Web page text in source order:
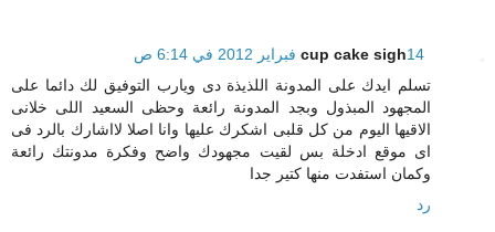
cup cake sigh14 فبراير 2012 في 6:14 ص
تسلم ايدك على المدونة اللذيذة دى ويارب التوفيق لك دائما على
المجهود المبذول وبجد المدونة رائعة وحظى السعيد اللى خلانى
الاقيها اليوم من كل قلبى اشكرك عليها وانا اصلا لااشارك بالرد فى
اى موقع ادخلة بس لقيت مجهودك واضح وفكرة مدونتك رائعة
وكمان استفدت منها كتير جدا
رد